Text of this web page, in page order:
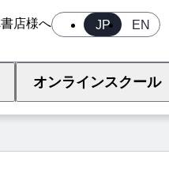
JP EN
書店様へ
オンラインスクール